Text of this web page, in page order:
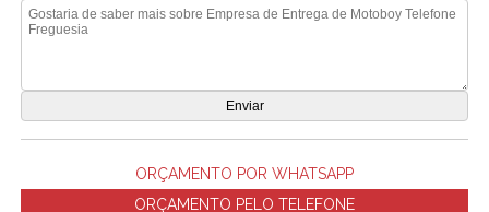
ORÇAMENTO POR WHATSAPP
ORÇAMENTO PELO TELEFONE